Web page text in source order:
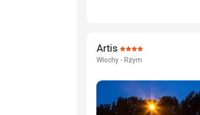
Artis Ocena:
4/5
Włochy - Rzym